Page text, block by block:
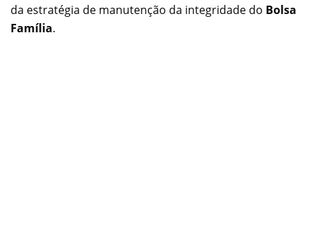
da estratégia de manutenção da integridade do Bolsa
Família.